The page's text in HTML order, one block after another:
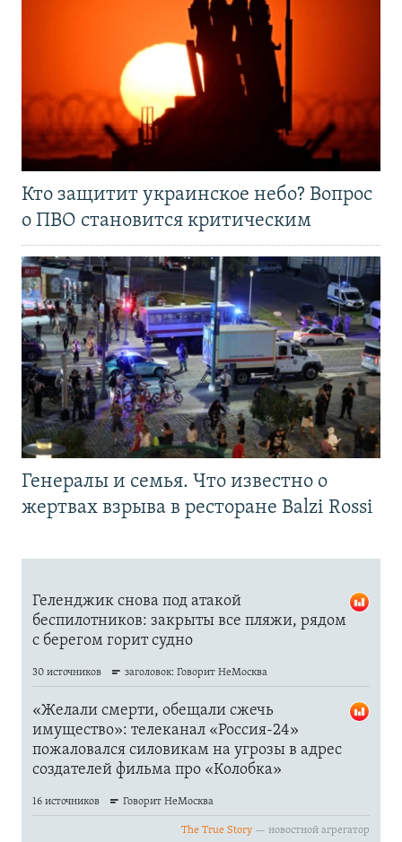
Кто защитит украинское небо? Вопрос
о ПВО становится критическим
Генералы и семья. Что известно о
жертвах взрыва в ресторане Balzi Rossi